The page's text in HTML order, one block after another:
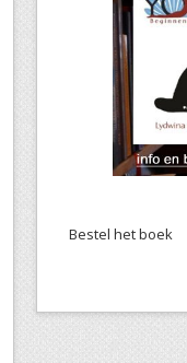
Bestel het boek